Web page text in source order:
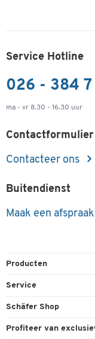
Service Hotline
026 - 384
ma - vr 8.30 - 16.30 uur
Contactformulier
Contacteer ons
Buitendienst
Maak een afspraak
Producten
Kantoorbenodigdheden
Service
Bestelling herroepen
Schäfer Shop
Algemene voorwaarden
Profiteer van